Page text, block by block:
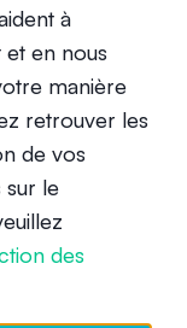
?
à
en nous
manière
retrouver les
de vos
sur le
des